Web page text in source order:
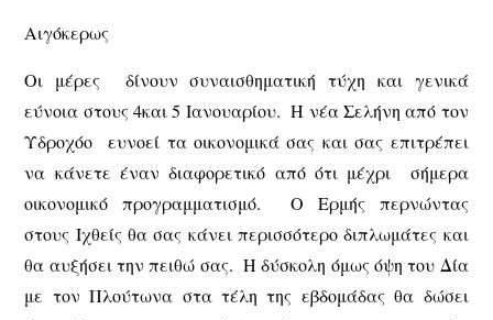
Αιγόκερως
Οι μέρες δίνουν συναισθηματική τύχη και γενικά
εύνοια στους 4και 5 Ιανουαρίου. Η νέα Σελήνη από τον
Υδροχόο ευνοεί τα οικονομικά σας και σας επιτρέπει
να κάνετε έναν διαφορετικό από ότι μέχρι σήμερα
οικονομικό προγραμματισμό. Ο Ερμής περνώντας
στους Ιχθείς θα σας κάνει περισσότερο διπλωμάτες και
θα αυξήσει την πειθώ σας. Η δύσκολη όμως όψη του Δία
με τον Πλούτωνα στα τέλη της εβδομάδας θα δώσει